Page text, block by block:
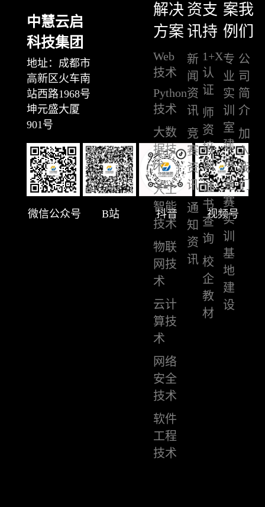
中慧云启
科技集团
地址：成都市
高新区火车南
站西路1968号
坤元盛大厦
901号
微信公众号 B站 抖音 视频号
解决
方案
Web
技术
Python
技术
大数
据技
术
人工
智能
技术
物联
网技
术
云计
算技
术
网络
安全
技术
软件
工程
技术
资
讯
新
闻
资
讯
竞
赛
资
讯
通
知
资
讯
支
持
1+X
认
证
师
资
培
训
证
书
查
询
校
企
教
材
案
例
专
业
实
训
室
建
设
竞
赛
实
训
基
地
建
设
我
们
公
司
简
介
加
入
我
们